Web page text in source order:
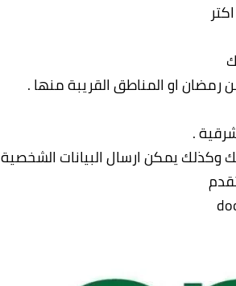
او المناطق القريبة منها .
.
وكذلك يمكن ارسال البيانات الشخصية